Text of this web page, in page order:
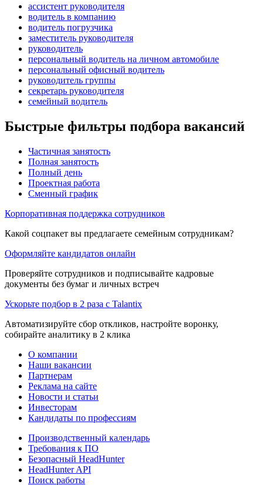
ассистент руководителя
водитель в компанию
водитель погрузчика
заместитель руководителя
руководитель
персональный водитель на личном автомобиле
персональный офисный водитель
руководитель группы
секретарь руководителя
семейный водитель
Быстрые фильтры подбора вакансий
Частичная занятость
Полная занятость
Полный день
Проектная работа
Сменный график
Корпоративная поддержка сотрудников
Какой соцпакет вы предлагаете семейным сотрудникам?
Оформляйте кандидатов онлайн
Проверяйте сотрудников и подписывайте кадровые
документы без бумаг и личных встреч
Ускорьте подбор в 2 раза с Talantix
Автоматизируйте сбор откликов, настройте воронку,
собирайте аналитику в 2 клика
О компании
Наши вакансии
Партнерам
Реклама на сайте
Новости и статьи
Инвесторам
Кандидаты по профессиям
Производственный календарь
Требования к ПО
Безопасный HeadHunter
HeadHunter API
Поиск работы